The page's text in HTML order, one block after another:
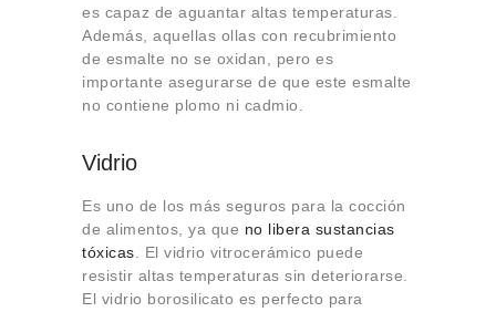
es capaz de aguantar altas temperaturas.
Además, aquellas ollas con recubrimiento
de esmalte no se oxidan, pero es
importante asegurarse de que este esmalte
no contiene plomo ni cadmio.
Vidrio
Es uno de los más seguros para la cocción
de alimentos, ya que no libera sustancias
tóxicas . El vidrio vitrocerámico puede
resistir altas temperaturas sin deteriorarse.
El vidrio borosilicato es perfecto para